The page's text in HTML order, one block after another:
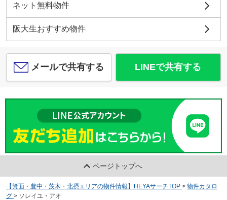
ネット無料物件
阪大生おすすめ物件
メールで共有する LINEで共有する
ページトップへ
【箕面・豊中・茨木・北摂エリアの物件情報】HEYAサーチTOP > 物件カタロ
グ > ソレイユ・アオ